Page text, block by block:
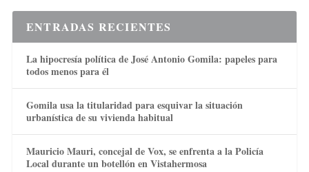
ENTRADAS RECIENTES
La hipocresía política de José Antonio Gomila: papeles para
todos menos para él
Gomila usa la titularidad para esquivar la situación
urbanística de su vivienda habitual
Mauricio Mauri, concejal de Vox, se enfrenta a la Policía
Local durante un botellón en Vistahermosa